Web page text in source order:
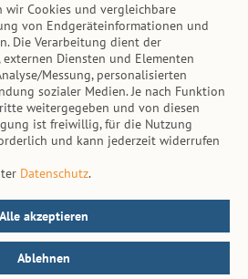
und-sparen.de 2026
wir Cookies und vergleichbare
von Endgeräteinformationen und
Die Verarbeitung dient der
Diensten und Elementen
Messung, personalisierten
sozialer Medien. Je nach Funktion
weitergegeben und von diesen
ist freiwillig, für die Nutzung
und kann jederzeit widerrufen
Datenschutz.
Alle akzeptieren
Ablehnen